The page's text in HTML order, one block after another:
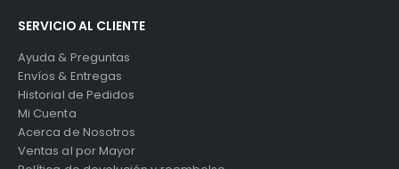
SERVICIO AL CLIENTE
Ayuda & Preguntas
Envíos & Entregas
Historial de Pedidos
Mi Cuenta
Acerca de Nosotros
Ventas al por Mayor